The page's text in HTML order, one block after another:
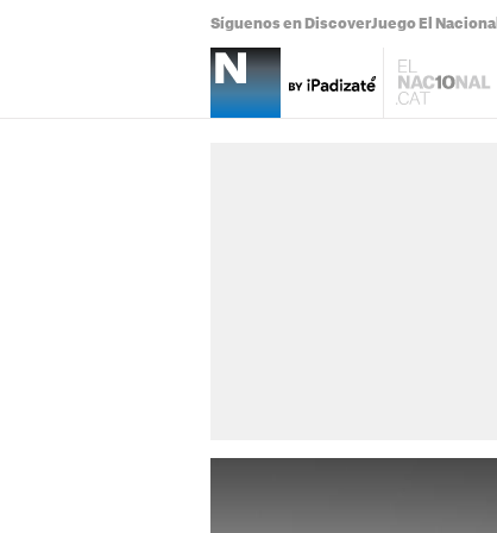
Síguenos en DiscoverJuego El Nacional